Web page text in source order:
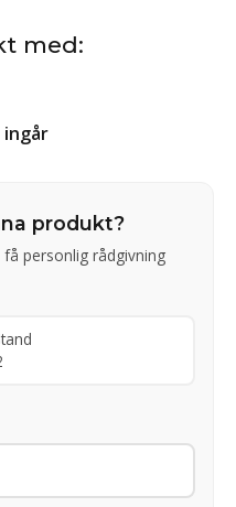
med:
produkt?
personlig rådgivning